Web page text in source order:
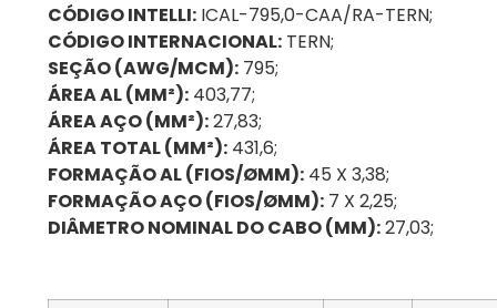
CÓDIGO INTELLI: ICAL-795,0-CAA/RA-TERN;
CÓDIGO INTERNACIONAL: TERN;
SEÇÃO (AWG/MCM): 795;
ÁREA AL (MM²): 403,77;
ÁREA AÇO (MM²):27,83;
ÁREA TOTAL (MM²): 431,6;
FORMAÇÃO AL (FIOS/ØMM): 45 X 3,38;
FORMAÇÃO AÇO (FIOS/ØMM): 7 X 2,25;
DIÂMETRO NOMINAL DO CABO (MM):27,03;